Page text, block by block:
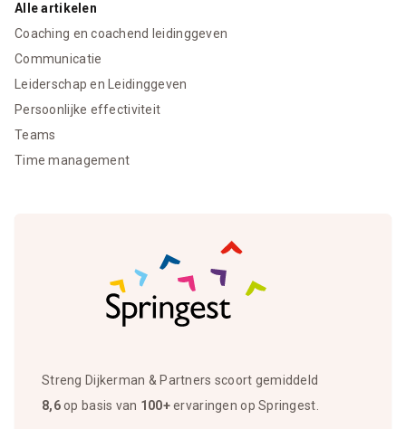
Alle artikelen
Coaching en coachend leidinggeven
Communicatie
Leiderschap en Leidinggeven
Persoonlijke effectiviteit
Teams
Time management
Streng Dijkerman & Partners scoort gemiddeld
8,6op basis van 100+ervaringen op Springest.